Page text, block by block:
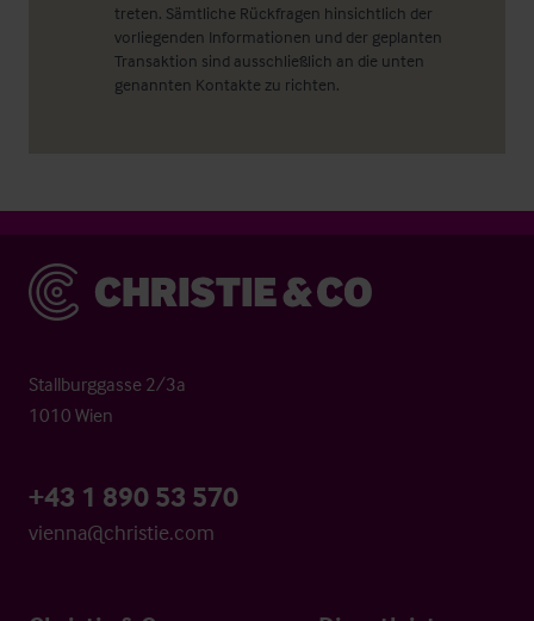
treten. Sämtliche Rückfragen hinsichtlich der
vorliegenden Informationen und der geplanten
Transaktion sind ausschließlich an die unten
genannten Kontakte zu richten.
Christie & Co
Stallburggasse 2/3a
1010 Wien
+43 1 890 53 570
vienna@christie.com